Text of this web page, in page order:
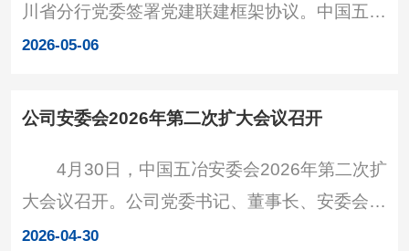
安全生产提出要求：一是深入贯彻习近平总书记
近期关于防灾减灾的重要讲话和关于安全生产的
川省分行党委签署党建联建框架协议。中国五冶
党委书记、董事长张刚，邮储银行四川省分行党
场 中国五冶党委委员、总会计师李文，邮储
双方签订框架协议，中国五冶直属机关第四党支
部书记郭艳与邮储银行四川省分行“五冶金融赋
能”党支部书记李波签署党支部党建联建合作协
2026-05-06
公司安委会2026年第二次扩大会议召开
4月30日，中国五冶安委会2026年第二次扩
大会议召开。公司党委书记、董事长、安委会主
任张刚主持会议并讲话，公司安委会成员出席会
2026-04-30